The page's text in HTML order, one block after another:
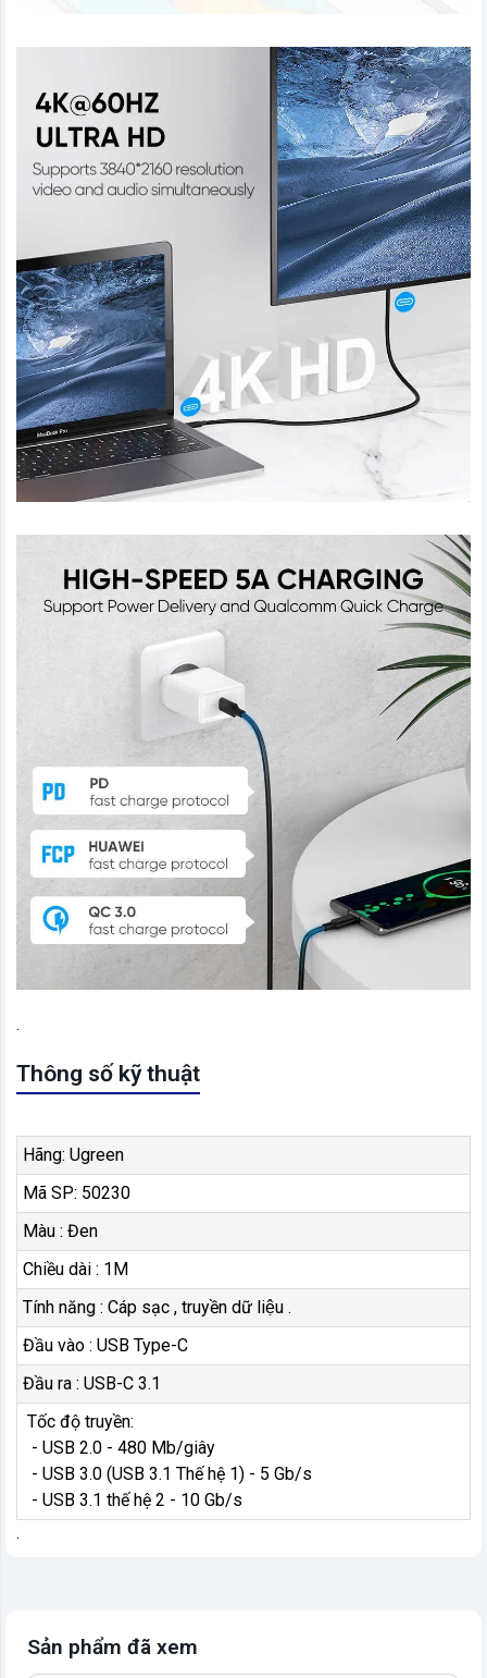
.
Thông số kỹ thuật
Hãng: Ugreen
Mã SP: 50230
Màu : Đen
Chiều dài : 1M
Tính năng : Cáp sạc , truyền dữ liệu .
Đầu vào : USB Type-C
Đầu ra : USB-C 3.1
Tốc độ truyền:
- USB 2.0 - 480 Mb/giây
- USB 3.0 (USB 3.1 Thế hệ 1) - 5 Gb/s
- USB 3.1 thế hệ 2 - 10 Gb/s
.
Sản phẩm đã xem